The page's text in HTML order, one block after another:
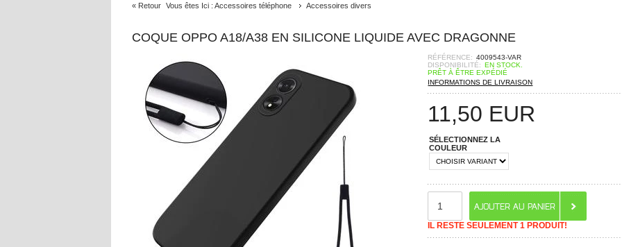
« Retour Vous êtes Ici : Accessoires téléphone Accessoires divers
COQUE OPPO A18/A38 EN SILICONE LIQUIDE AVEC DRAGONNE
RÉFÉRENCE: 4009543-VAR
DISPONIBILITÉ: EN STOCK.
PRÊT À ÊTRE EXPÉDIÉ
INFORMATIONS DE LIVRAISON
11,50 EUR
SÉLECTIONNEZ LA
COULEUR
IL RESTE SEULEMENT 1 PRODUIT!